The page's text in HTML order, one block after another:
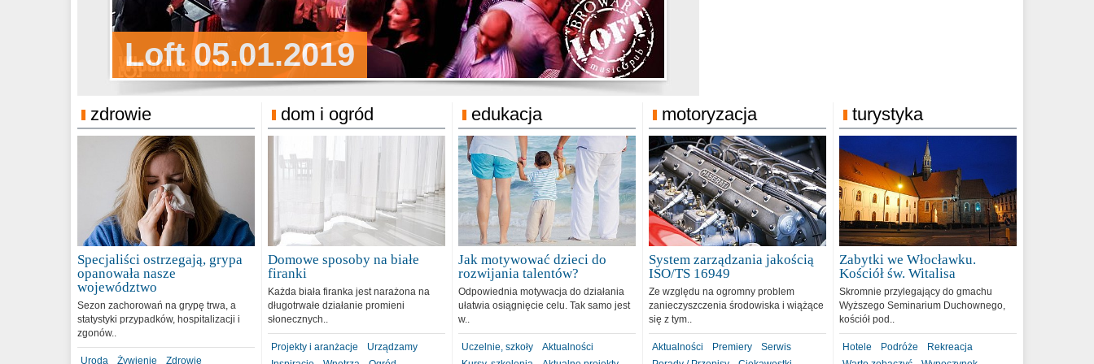
Loft 05.01.2019
Sylwester Podgrodzie 31.12.2018
Sylwester Pensjonat Michelin
31.12.2018
zdrowie
Specjaliści ostrzegają, grypa
opanowała nasze
województwo
Sezon zachorowań na grypę trwa, a
statystyki przypadków, hospitalizacji i
zgonów..
Uroda Żywienie Zdrowie
dom i ogród
Domowe sposoby na białe
firanki
Każda biała firanka jest narażona na
długotrwałe działanie promieni
słonecznych..
Projekty i aranżacje
Urządzamy
edukacja
Jak motywować dzieci do
rozwijania talentów?
Odpowiednia motywacja do działania
ułatwia osiągnięcie celu. Tak samo jest
w..
Uczelnie, szkoły
Aktualności
motoryzacja
System zarządzania jakością
ISO/TS 16949
Ze względu na ogromny problem
zanieczyszczenia środowiska i wiążące
się z tym..
Aktualności Premiery
Serwis
turystyka
Zabytki we Włocławku.
Kościół św. Witalisa
Skromnie przylegający do gmachu
Wyższego Seminarium Duchownego,
kościół pod..
Hotele Podróże
Rekreacja